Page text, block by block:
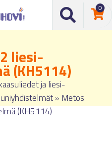
0
liesi-
(KH5114)
ja liesi-
» Metos
(KH5114)